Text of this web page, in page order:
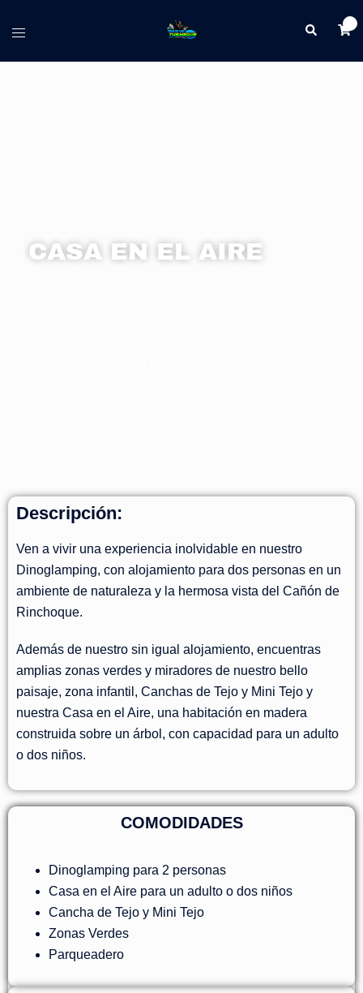
CASA EN EL AIRE
Descripción:
Ven a vivir una experiencia inolvidable en nuestro
Dinoglamping, con alojamiento para dos personas en un
ambiente de naturaleza y la hermosa vista del Cañón de
Rinchoque.
Además de nuestro sin igual alojamiento, encuentras
amplias zonas verdes y miradores de nuestro bello
paisaje, zona infantil, Canchas de Tejo y Mini Tejo y
nuestra Casa en el Aire, una habitación en madera
construida sobre un árbol, con capacidad para un adulto
o dos niños.
COMODIDADES
Dinoglamping para 2 personas
Casa en el Aire para un adulto o dos niños
Cancha de Tejo y Mini Tejo
Zonas Verdes
Parqueadero